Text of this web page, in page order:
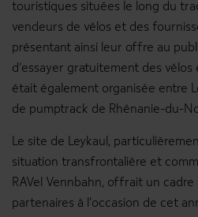
touristiques situées le long du
vendeurs de vélos et des
présentant ainsi leur offre au
d’essayer gratuitement des
était également organisée entre
de pumptrack de Rhénanie-du-
Le site de Leykaul,
situation transfrontalière et
RAVel Vennbahn, offrait un
partenaires à l'occasion de cet